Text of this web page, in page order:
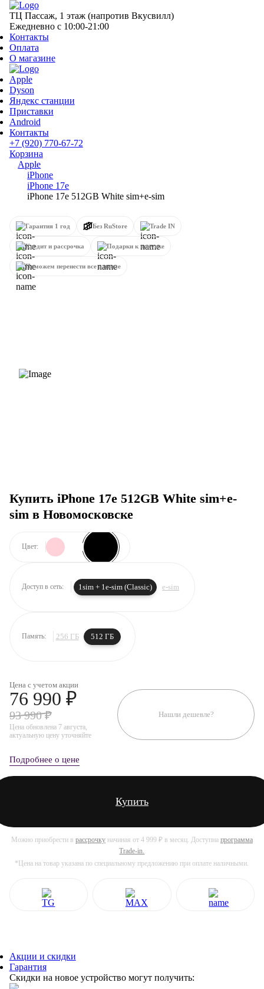
ТЦ Пассаж, 1 этаж (напротив Вкусвилл)
Ежедневно с 10:00-21:00
Контакты
Оплата
О магазине
Apple
Dyson
Яндекс станции
Приставки
Android
Контакты
+7 (920) 770-67-72
Корзина
Apple
iPhone
iPhone 17e
iPhone 17e 512GB White sim+e-sim
Гарантия 1 год Без RuStore Trade IN
Кредит и рассрочка Подарки к покупке
Поможем перенести все данные
Купить iPhone 17e 512GB White sim+e-
sim в Новомосковске
Цвет:
Доступ в сеть: 1sim + 1e-sim (Classic) e-sim
Память: 256 ГБ 512 ГБ
Цена с учетом акции
76 990 ₽
93 990 ₽
Цена обновлена 7 августа,
актуальную цену уточняйте
Нашли дешевле?
Подробнее о цене
Купить
Можно приобрести в рассрочкуначиная от 4 999 ₽ в месяц. Доступна программа
Trade-in.
*Цена на товар указана по специальному предложению при оплате наличными.
Акции и скидки
Гарантия
Скидки на новое устройство могут получить: